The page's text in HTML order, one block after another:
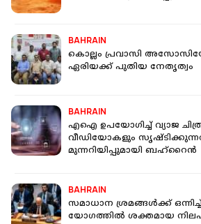
BAHRAIN
കൊല്ലം പ്രവാസി
ഏരിയക്ക് പുതിയ നേതൃത്വം
BAHRAIN
എഐ ഉപയോഗിച്ച് വ്യാജ
വീഡിയോകളും
മുന്നറിയിപ്പുമായി ബഹ്റൈൻ
BAHRAIN
സമാധാന ശ്രമങ്ങൾക്ക്
യോ​ഗത്തിൽ ശക്തമായ